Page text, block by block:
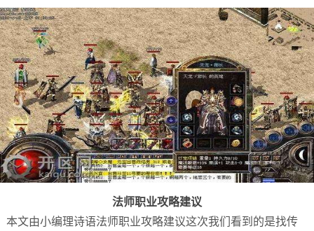
法师职业攻略建议
本文由小编理诗语法师职业攻略建议这次我们看到的是找传